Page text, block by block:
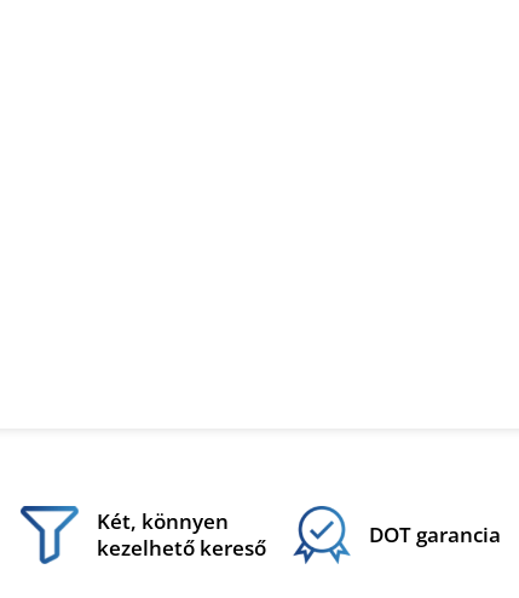
Két, könnyen
kezelhető kereső
DOT garancia